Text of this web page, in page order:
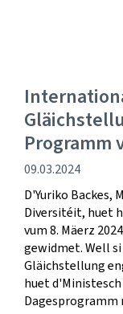
Programm
09.03.2024
D'Yuriko Backes,
Diversitéit, huet
vum 8. Mäerz
gewidmet. Well si
Gläichstellung
huet
Dagesprogramm